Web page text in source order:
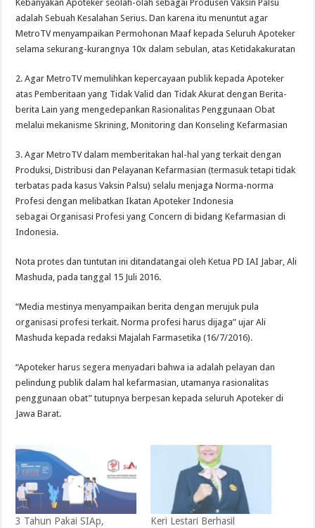
Kebanyakan Apoteker seolah-olah sebagai Produsen Vaksin Palsu
adalah Sebuah Kesalahan Serius. Dan karena itu menuntut agar
MetroTV menyampaikan Permohonan Maaf kepada Seluruh Apoteker
selama sekurang-kurangnya 10x dalam sebulan, atas Ketidakakuratan
2. Agar MetroTV memulihkan kepercayaan publik kepada Apoteker
atas Pemberitaan yang Tidak Valid dan Tidak Akurat dengan Berita-
berita Lain yang mengedepankan Rasionalitas Penggunaan Obat
melalui mekanisme Skrining, Monitoring dan Konseling Kefarmasian
3. Agar MetroTV dalam memberitakan hal-hal yang terkait dengan
Produksi, Distribusi dan Pelayanan Kefarmasian (termasuk tetapi tidak
terbatas pada kasus Vaksin Palsu) selalu menjaga Norma-norma
Profesi dengan melibatkan Ikatan Apoteker Indonesia
sebagai Organisasi Profesi yang Concern di bidang Kefarmasian di
Indonesia.
Nota protes dan tuntutan ini ditandatangai oleh Ketua PD IAI Jabar, Ali
Mashuda, pada tanggal 15 Juli 2016.
“Media mestinya menyampaikan berita dengan merujuk pula
organisasi profesi terkait. Norma profesi harus dijaga” ujar Ali
Mashuda kepada redaksi Majalah Farmasetika (16/7/2016).
“Apoteker harus segera menyadari bahwa ia adalah pelayan dan
pelindung publik dalam hal kefarmasian, utamanya rasionalitas
penggunaan obat” tutupnya berpesan kepada seluruh Apoteker di
Jawa Barat.
3 Tahun Pakai SIAp,
Keri Lestari Berhasil